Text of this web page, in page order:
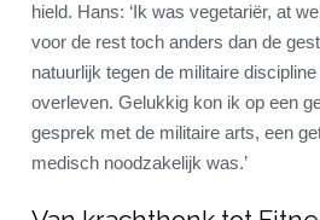
hield. Hans: ‘Ik was vegetariër, at
voor de rest toch anders dan de
natuurlijk tegen de militaire
overleven. Gelukkig kon ik op een
gesprek met de militaire arts, een
medisch noodzakelijk was.’